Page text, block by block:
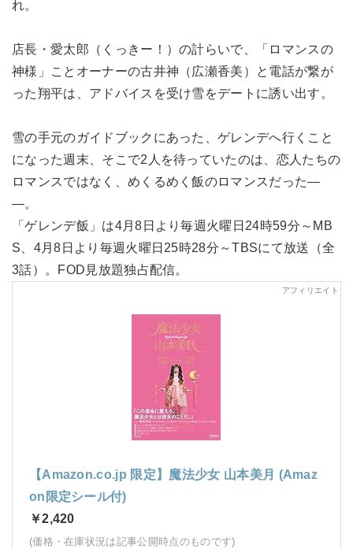
れ。
店長・愛太郎（くっきー！）の計らいで、「ロマンスの
神様」ことオーナーの古井神（広瀬香美）と電話が繋が
った翔平は、アドバイスを受け雪をデートに誘い出す。
雪の手元のガイドブックにあった、ゲレンデへ行くこと
になった週末、そこで2人を待っていたのは、恋人たちの
ロマンスではなく、めくるめく飯のロマンスだった―
―。
「ゲレンデ飯」は4月8日より毎週火曜日24時59分～MB
S、4月8日より毎週火曜日25時28分～TBSにて放送（全
3話）。FOD見放題独占配信。
【Amazon.co.jp 限定】魔法少女 山本美月 (Amaz
on限定シール付)
￥2,420
(価格・在庫状況は記事公開時点のものです)